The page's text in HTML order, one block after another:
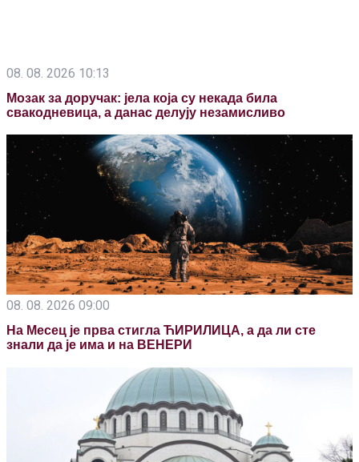
08. 08. 2026 10:13
Мозак за доручак: јела која су некада била
свакодневица, а данас делују незамисливо
08. 08. 2026 09:00
На Месец је прва стигла ЋИРИЛИЦА, а да ли сте
знали да је има и на ВЕНЕРИ